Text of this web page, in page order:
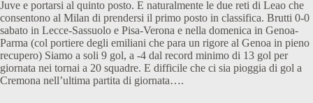
Juve e portarsi al quinto posto. E naturalmente le due reti di Leao che
consentono al Milan di prendersi il primo posto in classifica. Brutti 0-0
sabato in Lecce-Sassuolo e Pisa-Verona e nella domenica in Genoa-
Parma (col portiere degli emiliani che para un rigore al Genoa in pieno
recupero) Siamo a soli 9 gol, a -4 dal record minimo di 13 gol per
giornata nei tornai a 20 squadre. E difficile che ci sia pioggia di gol a
Cremona nell’ultima partita di giornata….